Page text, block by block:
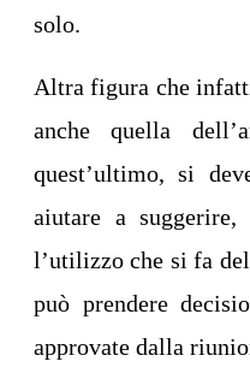
solo.
Altra figura che
anche quella
quest’ultimo, si
aiutare a
l’utilizzo che si fa
può prendere
approvate dalla